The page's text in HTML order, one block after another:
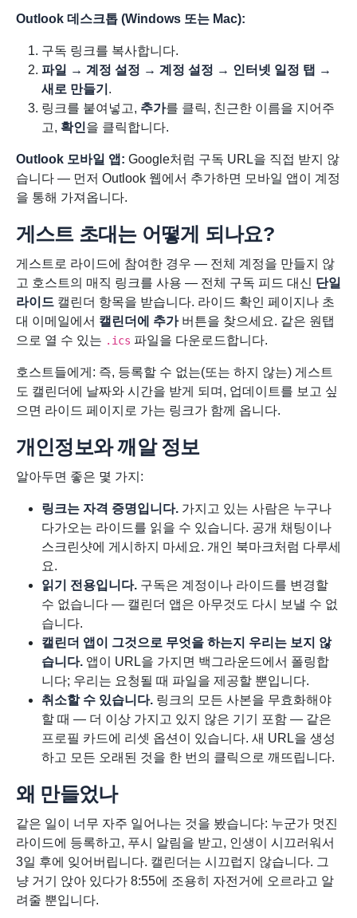
Outlook 데스크톱 (Windows 또는 Mac):
구독 링크를 복사합니다.
파일 → 계정 설정 → 계정 설정 → 인터넷 일정 탭 →
새로 만들기 .
링크를 붙여넣고, 추가를 클릭, 친근한 이름을 지어주
고, 확인을 클릭합니다.
Outlook 모바일 앱: Google처럼 구독 URL을 직접 받지 않
습니다 — 먼저 Outlook 웹에서 추가하면 모바일 앱이 계정
을 통해 가져옵니다.
게스트 초대는 어떻게 되나요?
게스트로 라이드에 참여한 경우 — 전체 계정을 만들지 않
고 호스트의 매직 링크를 사용 — 전체 구독 피드 대신 단일
라이드 캘린더 항목을 받습니다. 라이드 확인 페이지나 초
대 이메일에서 캘린더에 추가버튼을 찾으세요. 같은 원탭
으로 열 수 있는 .ics 파일을 다운로드합니다.
호스트들에게: 즉, 등록할 수 없는(또는 하지 않는) 게스트
도 캘린더에 날짜와 시간을 받게 되며, 업데이트를 보고 싶
으면 라이드 페이지로 가는 링크가 함께 옵니다.
개인정보와 깨알 정보
알아두면 좋은 몇 가지:
링크는 자격 증명입니다. 가지고 있는 사람은 누구나
다가오는 라이드를 읽을 수 있습니다. 공개 채팅이나
스크린샷에 게시하지 마세요. 개인 북마크처럼 다루세
요.
읽기 전용입니다. 구독은 계정이나 라이드를 변경할
수 없습니다 — 캘린더 앱은 아무것도 다시 보낼 수 없
습니다.
캘린더 앱이 그것으로 무엇을 하는지 우리는 보지 않
습니다. 앱이 URL을 가지면 백그라운드에서 폴링합
니다; 우리는 요청될 때 파일을 제공할 뿐입니다.
취소할 수 있습니다. 링크의 모든 사본을 무효화해야
할 때 — 더 이상 가지고 있지 않은 기기 포함 — 같은
프로필 카드에 리셋 옵션이 있습니다. 새 URL을 생성
하고 모든 오래된 것을 한 번의 클릭으로 깨뜨립니다.
왜 만들었나
같은 일이 너무 자주 일어나는 것을 봤습니다: 누군가 멋진
라이드에 등록하고, 푸시 알림을 받고, 인생이 시끄러워서
3일 후에 잊어버립니다. 캘린더는 시끄럽지 않습니다. 그
냥 거기 앉아 있다가 8:55에 조용히 자전거에 오르라고 알
려줄 뿐입니다.